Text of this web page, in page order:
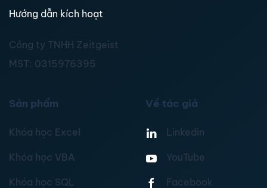
Hướng dẫn kích hoạt
Công ty TNHH Zeitgeist
MST: 0315976395
Sản phẩm
Khóa học Excel
Khóa học VBA
Khóa học SQL
Về tác giả
Linkedin
YouTube
Facebook